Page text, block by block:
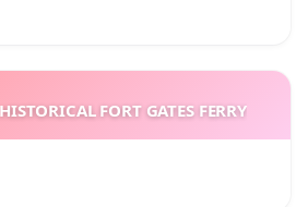
FORT GATES FERRY